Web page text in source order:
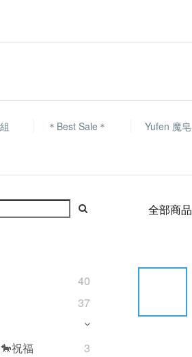
＊Best Sale＊ Yufen 魔皂
40
37
祝福
3
全部商品